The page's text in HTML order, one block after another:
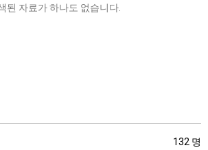
된 자료가 하나도 없습니다.
132 명